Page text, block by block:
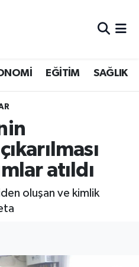
EĞİTİM SAĞLIK
atıldı
oluşan ve kimlik